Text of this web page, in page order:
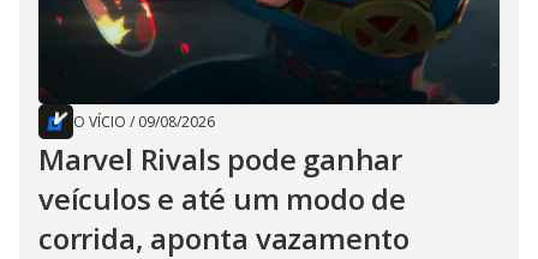
O VÍCIO / 09/08/2026
Marvel Rivals pode ganhar
veículos e até um modo de
corrida, aponta vazamento